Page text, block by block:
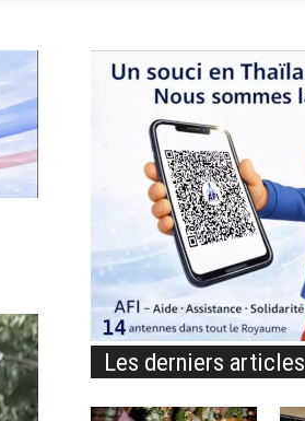
Les derniers articles